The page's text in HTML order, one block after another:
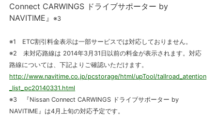
Connect CARWINGS ドライブサポーター by
NAVITIME』※3
※1 ETC割引料金表示は一部サービスでは対応しておりません。
※2 未対応路線は 2014年3月31日以前の料金が表示されます。対応
路線については、下記よりご確認いただけます。
http://www.navitime.co.jp/pcstorage/html/upTool/tallroad_atention
_list_pc20140331.html
※3 『Nissan Connect CARWINGS ドライブサポーター by
NAVITIME』は4月上旬の対応予定です。